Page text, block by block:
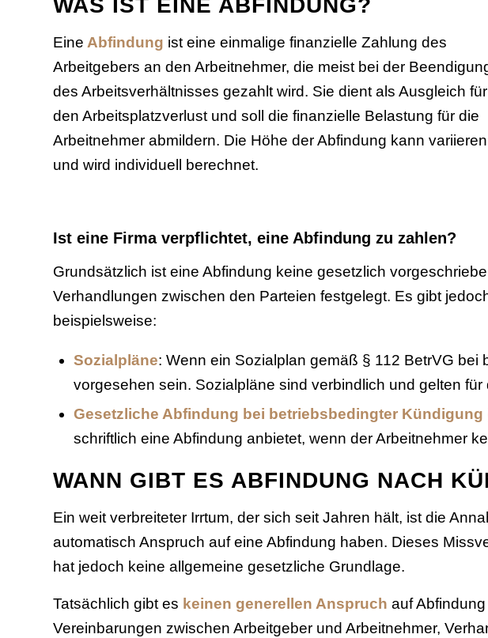
Eine Abfindung ist eine einmalige finanzielle Zahlung des
Arbeitgebers an den Arbeitnehmer, die meist bei der
des Arbeitsverhältnisses gezahlt wird. Sie dient als Ausgleich für
den Arbeitsplatzverlust und soll die finanzielle Belastung für die
Arbeitnehmer abmildern. Die Höhe der Abfindung kann variieren
und wird individuell berechnet.
Ist eine Firma verpflichtet, eine Abfindung zu zahlen?
Grundsätzlich ist eine Abfindung keine gesetzlich
Verhandlungen zwischen den Parteien festgelegt. Es gibt
beispielsweise:
Sozialpläne: Wenn ein Sozialplan gemäß § 112 BetrVG
vorgesehen sein. Sozialpläne sind verbindlich und gelten für
Gesetzliche Abfindung bei betriebsbedingter Kündigung
schriftlich eine Abfindung anbietet, wenn der Arbeitnehmer
WANN GIBT ES ABFINDUNG NACH
Ein weit verbreiteter Irrtum, der sich seit Jahren hält, ist die
automatisch Anspruch auf eine Abfindung haben. Dieses
hat jedoch keine allgemeine gesetzliche Grundlage.
Tatsächlich gibt es keinen generellen Anspruch auf
Vereinbarungen zwischen Arbeitgeber und Arbeitnehmer,